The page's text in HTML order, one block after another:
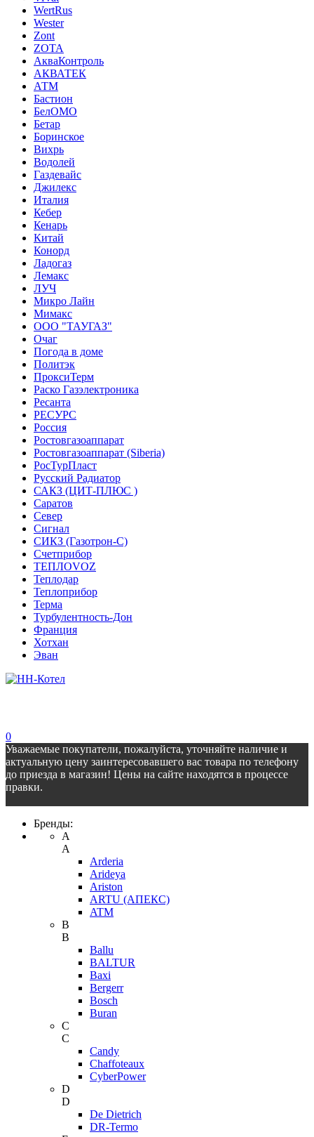
WertRus
Wester
Zont
ZOTA
АкваКонтроль
АКВАТЕК
АТМ
Бастион
БелОМО
Бетар
Боринское
Вихрь
Водолей
Газдевайс
Джилекс
Италия
Кебер
Кенарь
Китай
Конорд
Ладогаз
Лемакс
ЛУЧ
Микро Лайн
Мимакс
ООО "ТАУГАЗ"
Очаг
Погода в доме
Политэк
ПроксиТерм
Раско Газэлектроника
Ресанта
РЕСУРС
Россия
Ростовгазоаппарат
Ростовгазоаппарат (Siberia)
РосТурПласт
Русский Радиатор
САКЗ (ЦИТ-ПЛЮС )
Саратов
Север
Сигнал
СИКЗ (Газотрон-С)
Счетприбор
ТЕПЛОVOZ
Теплодар
Теплоприбор
Терма
Турбулентность-Дон
Франция
Хотхан
Эван
0
Уважаемые покупатели, пожалуйста, уточняйте наличие и
актуальную цену заинтересовавшего вас товара по телефону
до приезда в магазин! Цены на сайте находятся в процессе
правки.
Бренды:
A
A
Arderia
Arideya
Ariston
ARTU (АПЕКС)
ATM
B
B
Ballu
BALTUR
Baxi
Bergerr
Bosch
Buran
C
C
Candy
Chaffoteaux
CyberPower
D
D
De Dietrich
DR-Termo